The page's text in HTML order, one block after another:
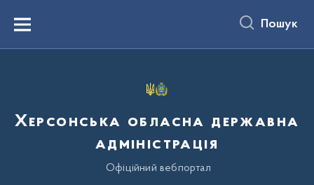
вмістуMenu Пошук
Херсонська обласна державна
адміністрація
Офіційний вебпортал